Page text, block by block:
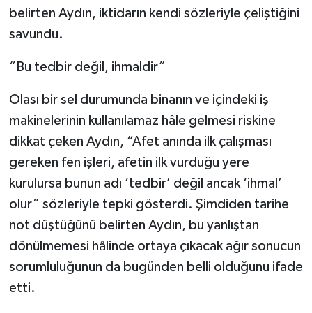
belirten Aydın, iktidarın kendi sözleriyle çeliştiğini
savundu.
“Bu tedbir değil, ihmaldir”
Olası bir sel durumunda binanın ve içindeki iş
makinelerinin kullanılamaz hâle gelmesi riskine
dikkat çeken Aydın, “Afet anında ilk çalışması
gereken fen işleri, afetin ilk vurduğu yere
kurulursa bunun adı ‘tedbir’ değil ancak ‘ihmal’
olur” sözleriyle tepki gösterdi. Şimdiden tarihe
not düştüğünü belirten Aydın, bu yanlıştan
dönülmemesi hâlinde ortaya çıkacak ağır sonucun
sorumluluğunun da bugünden belli olduğunu ifade
etti.